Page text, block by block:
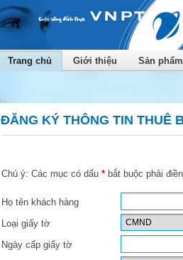
Trang chủ Giới thiệu Sản
ĐĂNG KÝ THÔNG TIN THUÊ
Chú ý: Các mục có dấu *bắt buộc phải
Họ tên khách hàng
Loại giấy tờ
Ngày cấp giấy tờ